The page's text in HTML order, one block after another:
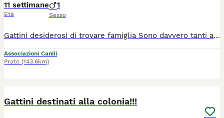
11 settimane
Età
1
Sesso
Gattini desiderosi di trovare famiglia Sono davvero tanti ancora senza casa, piccolini e anche più grandi. Chiamateci al *3*40578*3896** se volete regalar un posto e amore a uno di loro. Arrivano in staffetta, ritiro in zona Firenze. No esterno! Adozione categoricamente in appartamento. Richiediamo protezioni a finestre e balconi se ne avete, i gatti cadono e scappano molto facilmente.
Associazioni Canili
Prato (143.6km)
Gattini destinati alla colonia!!!